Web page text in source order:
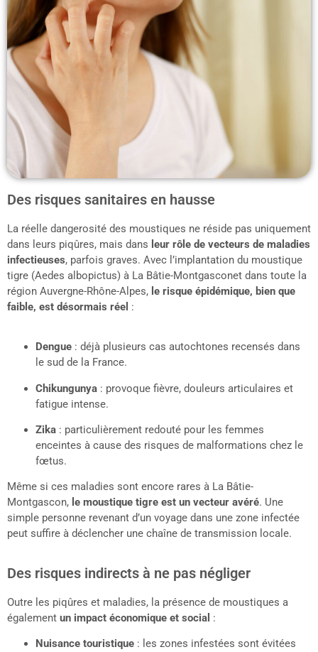
Des risques sanitaires en hausse
La réelle dangerosité des moustiques ne réside pas uniquement
dans leurs piqûres, mais dans leur rôle de vecteurs de maladies
infectieuses, parfois graves. Avec l’implantation du moustique
tigre (Aedes albopictus) à La Bâtie-Montgasconet dans toute la
région Auvergne-Rhône-Alpes, le risque épidémique, bien que
faible, est désormais réel :
Dengue : déjà plusieurs cas autochtones recensés dans
le sud de la France.
Chikungunya : provoque fièvre, douleurs articulaires et
fatigue intense.
Zika : particulièrement redouté pour les femmes
enceintes à cause des risques de malformations chez le
fœtus.
Même si ces maladies sont encore rares à La Bâtie-
Montgascon, le moustique tigre est un vecteur avéré. Une
simple personne revenant d’un voyage dans une zone infectée
peut suffire à déclencher une chaîne de transmission locale.
Des risques indirects à ne pas négliger
Outre les piqûres et maladies, la présence de moustiques a
également un impact économique et social :
Nuisance touristique : les zones infestées sont évitées